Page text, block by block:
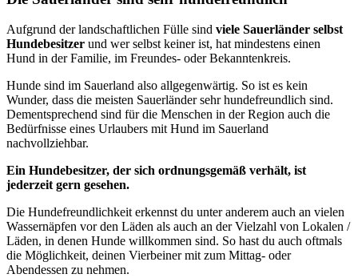
Aufgrund der landschaftlichen Fülle sind viele Sauerländer selbst
Hundebesitzer und wer selbst keiner ist, hat mindestens einen
Hund in der Familie, im Freundes- oder Bekanntenkreis.
Hunde sind im Sauerland also allgegenwärtig. So ist es kein
Wunder, dass die meisten Sauerländer sehr hundefreundlich sind.
Dementsprechend sind für die Menschen in der Region auch die
Bedürfnisse eines Urlaubers mit Hund im Sauerland
nachvollziehbar.
Ein Hundebesitzer, der sich ordnungsgemäß verhält, ist
jederzeit gern gesehen.
Die Hundefreundlichkeit erkennst du unter anderem auch an vielen
Wassernäpfen vor den Läden als auch an der Vielzahl von Lokalen /
Läden, in denen Hunde willkommen sind. So hast du auch oftmals
die Möglichkeit, deinen Vierbeiner mit zum Mittag- oder
Abendessen zu nehmen.